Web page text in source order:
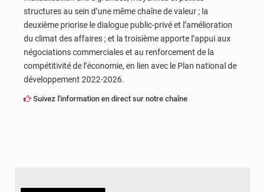
structures au sein d’une même chaîne de valeur ; la
deuxième priorise le dialogue public-privé et l’amélioration
du climat des affaires ; et la troisième apporte l’appui aux
négociations commerciales et au renforcement de la
compétitivité de l’économie, en lien avec le Plan national de
développement 2022-2026.
Suivez l'information en direct sur notre chaîne